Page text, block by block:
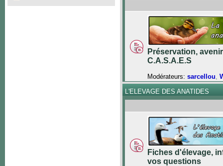
Préservation,
C.A.S.A.E.S
Modérateurs: sarcellou,
L'ELEVAGE DES ANATIDES
Fiches d'élevage,
vos questions